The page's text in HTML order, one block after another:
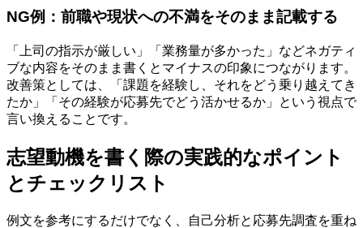
NG例：前職や現状への不満をそのまま記載する
「上司の指示が厳しい」「業務量が多かった」などネガティ
ブな内容をそのまま書くとマイナスの印象につながります。
改善策としては、「課題を経験し、それをどう乗り越えてき
たか」「その経験が応募先でどう活かせるか」という視点で
言い換えることです。
志望動機を書く際の実践的なポイント
とチェックリスト
例文を参考にするだけでなく、自己分析と応募先調査を重ね